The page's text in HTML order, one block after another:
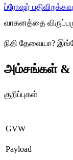
ப்ரோஷர்
வாகனத்தை
நிதி தேவையா?
அம்சங்கள் &
குறிப்புகள்
GVW
Payload